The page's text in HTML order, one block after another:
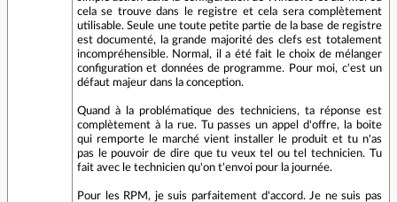
cela se trouve dans le registre et cela sera complètement
utilisable. Seule une toute petite partie de la base de registre
est documenté, la grande majorité des clefs est totalement
incompréhensible. Normal, il a été fait le choix de mélanger
configuration et données de programme. Pour moi, c'est un
défaut majeur dans la conception.
Quand à la problématique des techniciens, ta réponse est
complètement à la rue. Tu passes un appel d'offre, la boite
qui remporte le marché vient installer le produit et tu n'as
pas le pouvoir de dire que tu veux tel ou tel technicien. Tu
fait avec le technicien qu'on t'envoi pour la journée.
Pour les RPM, je suis parfaitement d'accord. Je ne suis pas